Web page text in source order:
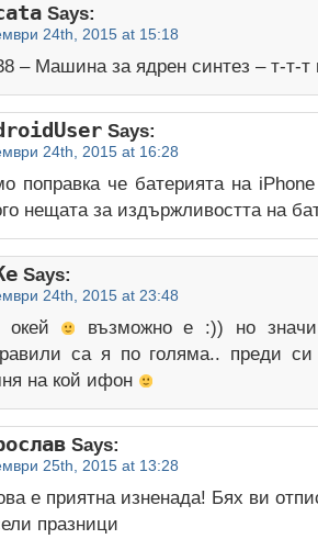
Says:
24th, 2015 at 15:18
– Машина за ядрен синтез – т-т-т
Says:
24th, 2015 at 16:28
поправка че батерията на
нещата за издържливостта на
Says:
24th, 2015 at 23:48
окей
възможно е :)) но
са я по голяма.. преди
на кой ифон
Says:
25th, 2015 at 13:28
е приятна изненада! Бях ви
празници